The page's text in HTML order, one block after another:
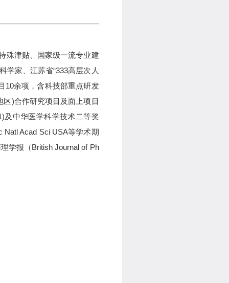
殊津贴、国家级一流专业建
学家、江苏省“333高层次人
10余项，含科技部重点研发
区)合作研究项目及面上项目
及中华医学科学技术二等奖
Natl Acad Sci USA等学术期
学报（British Journal of Ph